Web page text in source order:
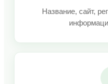
Название, сайт,